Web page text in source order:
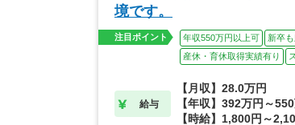
境です。
注目ポイント 年収550万円以上可 新卒
産休・育休取得実績有り
給与
【月収】28.0万円
【年収】392万円～
【時給】1,800円～